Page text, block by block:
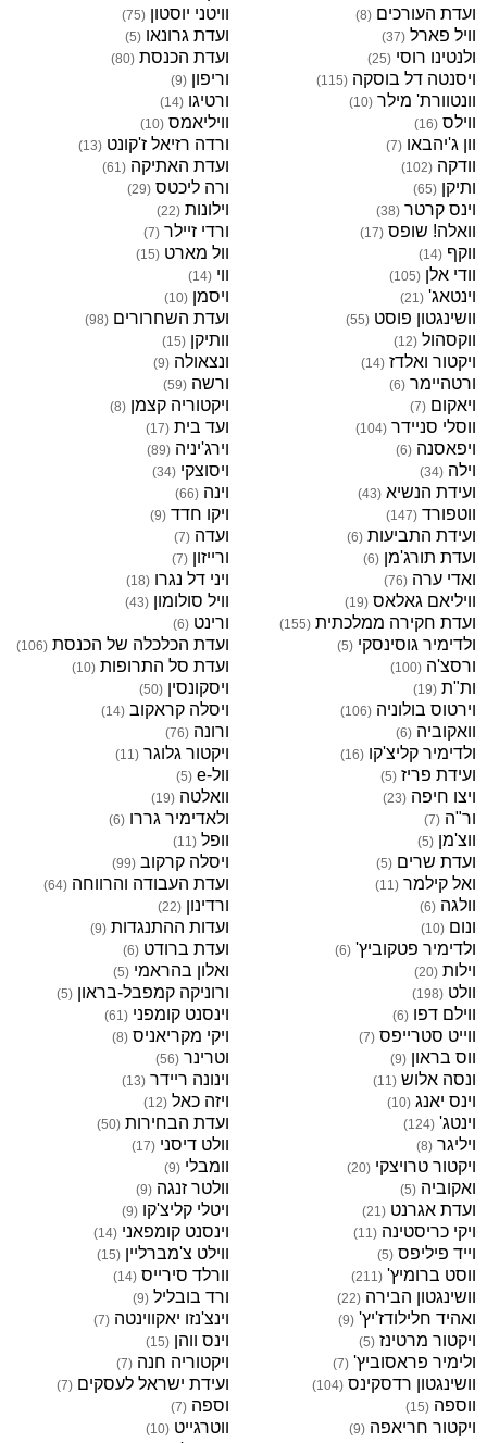
ועדת העורכים (
8
) וויטני יוסטון (
75
)
וויל פארל (
37
) ועדת גרונאו (
5
)
ולנטינו רוסי (
25
) ועדת הכנסת (
80
)
ויסנטה דל בוסקה (
115
) וריפון (
9
)
וונטוורת' מילר (
10
) ורטיגו (
14
)
ווילס (
16
) וויליאמס (
10
)
וון ג'יהבאו (
7
) ורדה רזיאל ז'קונט (
13
)
וודקה (
102
) ועדת האתיקה (
61
)
ותיקן (
65
) ורה ליכטס (
29
)
וינס קרטר (
38
) וילונות (
22
)
וואלה! שופס (
17
) ורדי זיילר (
7
)
ווקף (
14
) וול מארט (
15
)
וודי אלן (
105
) ווי (
14
)
וינטאג' (
21
) ויסמן (
10
)
וושינגטון פוסט (
55
) ועדת השחרורים (
98
)
ווקסהול (
12
) וותיקן (
15
)
ויקטור ואלדז (
14
) ונצאולה (
9
)
ורטהיימר (
6
) ורשה (
59
)
ויאקום (
7
) ויקטוריה קצמן (
8
)
ווסלי סניידר (
104
) ועד בית (
17
)
ויפאסנה (
6
) וירג'יניה (
89
)
וילה (
34
) ויסוצקי (
34
)
ועידת הנשיא (
43
) וינה (
66
)
ווטפורד (
147
) ויקו חדד (
9
)
ועידת התביעות (
6
) ועדה (
7
)
ועדת תורג'מן (
6
) ורייזון (
7
)
ואדי ערה (
76
) ויני דל נגרו (
18
)
וויליאם גאלאס (
19
) וויל סולומון (
43
)
ועדת חקירה ממלכתית (
155
) ורינט (
6
)
ולדימיר גוסינסקי (
5
) ועדת הכלכלה של הכנסת (
106
)
ורסצ'ה (
100
) ועדת סל התרופות (
10
)
ות"ת (
19
) ויסקונסין (
50
)
וירטוס בולוניה (
106
) ויסלה קראקוב (
14
)
וואקוביה (
6
) ורונה (
76
)
ולדימיר קליצ'קו (
16
) ויקטור גלוגר (
11
)
ועידת פריז (
5
) וול-e (
5
)
ויצו חיפה (
23
) וואלטה (
19
)
ור"ה (
7
) ולאדימיר גררו (
6
)
ווצ'מן (
5
) וופל (
11
)
ועדת שרים (
5
) ויסלה קרקוב (
99
)
ואל קילמר (
11
) ועדת העבודה והרווחה (
64
)
וולגה (
6
) ורדינון (
22
)
ונום (
10
) ועדות ההתנגדות (
9
)
ולדימיר פטקוביץ' (
6
) ועדת ברודט (
6
)
וילות (
20
) ואלון בהראמי (
5
)
וולט (
198
) ורוניקה קמפבל-בראון (
5
)
ווילם דפו (
6
) וינסנט קומפני (
61
)
ווייט סטרייפס (
7
) ויקי מקריאניס (
8
)
ווס בראון (
9
) וטרינר (
56
)
ונסה אלוש (
11
) וינונה ריידר (
13
)
וינס יאנג (
10
) ויזה כאל (
12
)
וינטג' (
124
) ועדת הבחירות (
50
)
ויליגר (
8
) וולט דיסני (
17
)
ויקטור טרויצקי (
20
) וומבלי (
9
)
ואקוביה (
5
) וולטר זנגה (
9
)
ועדת אגרנט (
21
) ויטלי קליצ'קו (
9
)
ויקי כריסטינה (
11
) וינסנט קומפאני (
14
)
וייד פיליפס (
5
) ווילט צ'מברליין (
15
)
ווסט ברומיץ' (
211
) וורלד סירייס (
14
)
וושינגטון הבירה (
22
) ורד בובליל (
9
)
ואהיד חלילודז'יץ' (
9
) וינצ'נזו יאקווינטה (
7
)
ויקטור מרטינז (
5
) וינס ווהן (
15
)
ולימיר פראסוביץ' (
7
) ויקטוריה חנה (
7
)
וושינגטון רדסקינס (
104
) ועידת ישראל לעסקים (
7
)
ווספה (
15
) וספה (
7
)
ויקטור חריאפה (
9
) ווטרגייט (
10
)